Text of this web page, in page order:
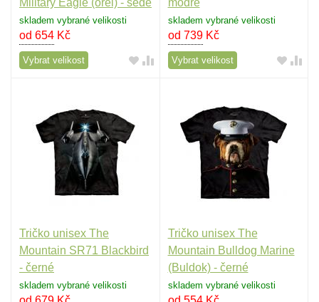
skladem vybrané velikosti
od 654 Kč
Vybrat velikost
skladem vybrané velikosti
od 739Kč
Vybrat velikost
Tričko unisex The
Mountain SR71 Blackbird
- černé
skladem vybrané velikosti
Tričko unisex The
Mountain Bulldog Marine
(Buldok) - černé
skladem vybrané velikosti